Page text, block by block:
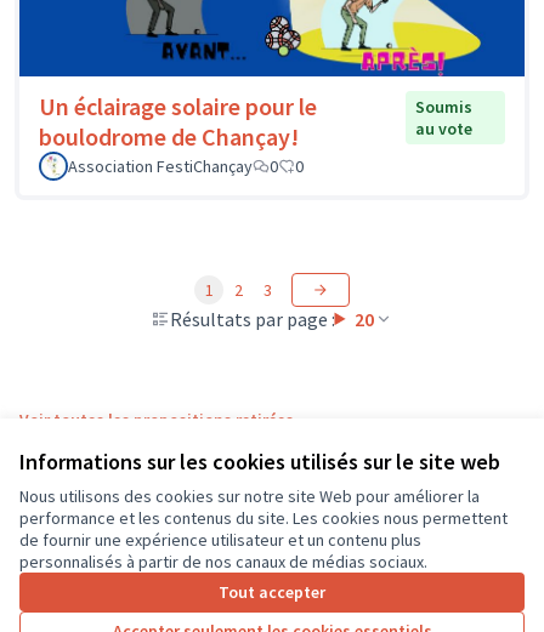
Informations sur les cookies utilisés sur le site web
Nous utilisons des cookies sur notre site Web pour améliorer la
performance et les contenus du site. Les cookies nous permettent
de fournir une expérience utilisateur et un contenu plus
personnalisés à partir de nos canaux de médias sociaux.
Tout accepter
Un éclairage solaire pour le
boulodrome de Chançay!
Soumis
au vote
Association FestiChançay
0 0
Résultats par page : 20
1 2 3
Voir toutes les propositions retirées
Conditions d'utilisation
Paramètres des cookies
CD37 sur X
(Lien externe)
CD37 sur Facebook
CD37 sur Instagram
CD37 sur YouTube
(Lien externe)